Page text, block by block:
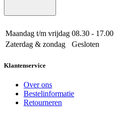
Maandag t/m vrijdag 08.30 - 17.00
Zaterdag & zondag
Gesloten
Klantenservice
Over ons
Bestelinformatie
Retourneren